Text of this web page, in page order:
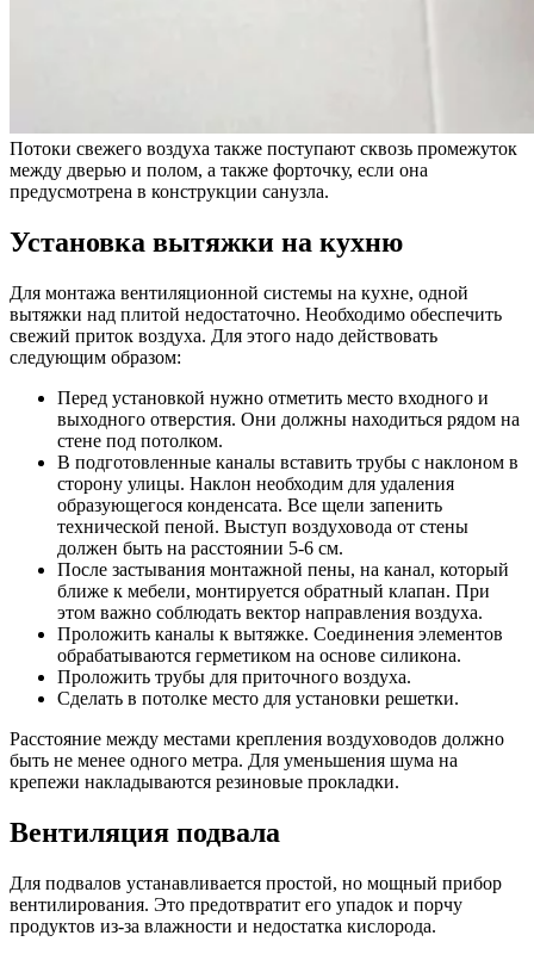
Потоки свежего воздуха также поступают сквозь промежуток
между дверью и полом, а также форточку, если она
предусмотрена в конструкции санузла.
Установка вытяжки на кухню
Для монтажа вентиляционной системы на кухне, одной
вытяжки над плитой недостаточно. Необходимо обеспечить
свежий приток воздуха. Для этого надо действовать
следующим образом:
Перед установкой нужно отметить место входного и
выходного отверстия. Они должны находиться рядом на
стене под потолком.
В подготовленные каналы вставить трубы с наклоном в
сторону улицы. Наклон необходим для удаления
образующегося конденсата. Все щели запенить
технической пеной. Выступ воздуховода от стены
должен быть на расстоянии 5-6 см.
После застывания монтажной пены, на канал, который
ближе к мебели, монтируется обратный клапан. При
этом важно соблюдать вектор направления воздуха.
Проложить каналы к вытяжке. Соединения элементов
обрабатываются герметиком на основе силикона.
Проложить трубы для приточного воздуха.
Сделать в потолке место для установки решетки.
Расстояние между местами крепления воздуховодов должно
быть не менее одного метра. Для уменьшения шума на
крепежи накладываются резиновые прокладки.
Вентиляция подвала
Для подвалов устанавливается простой, но мощный прибор
вентилирования. Это предотвратит его упадок и порчу
продуктов из-за влажности и недостатка кислорода.